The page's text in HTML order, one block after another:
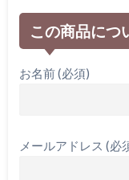
この商品につ
お名前 (必須)
メールアドレス (必